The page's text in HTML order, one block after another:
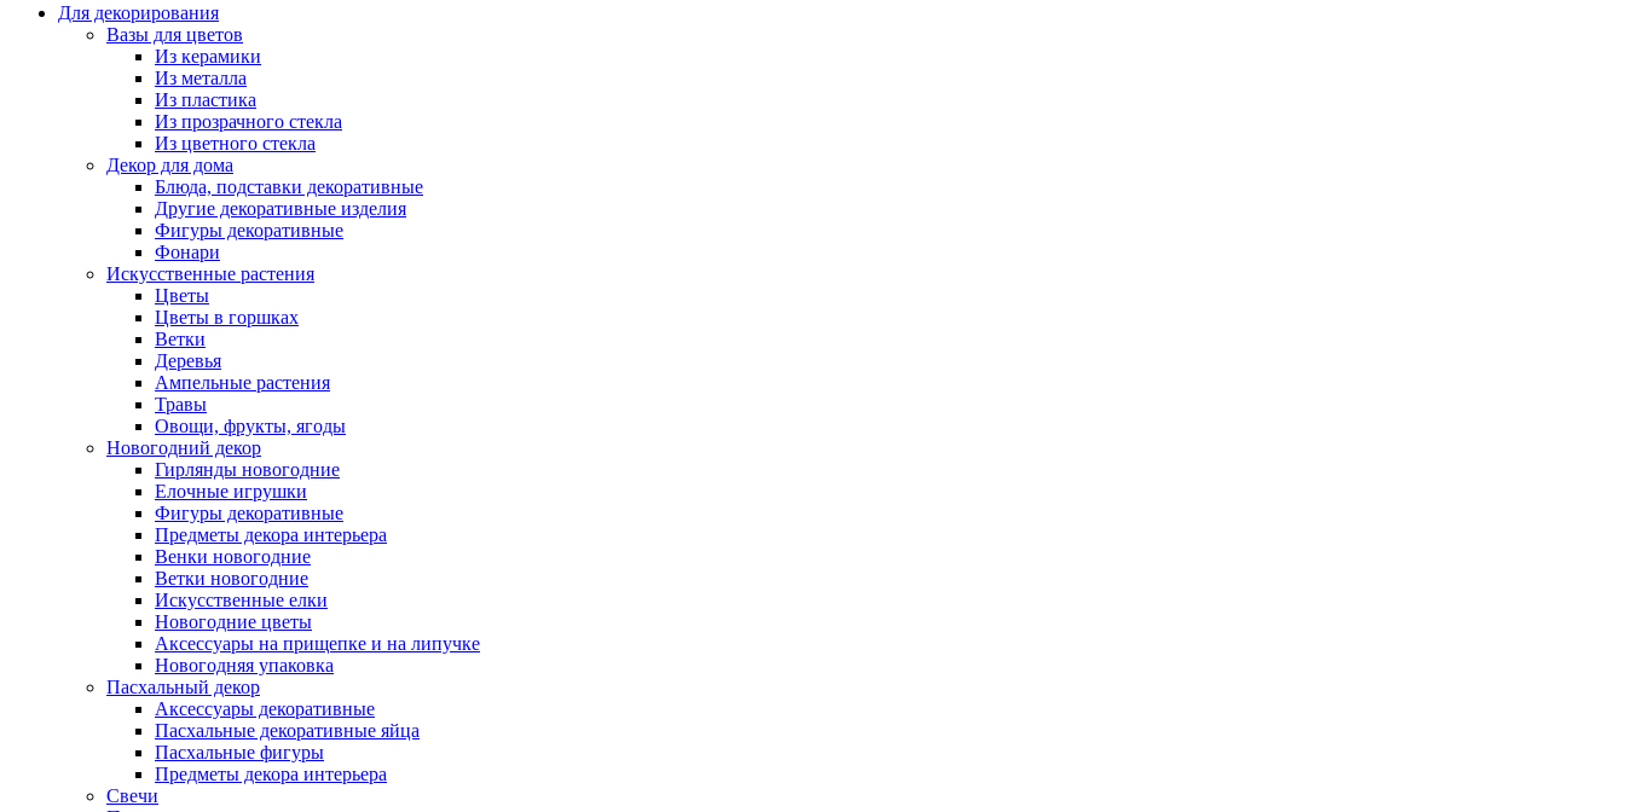
Для декорирования
Вазы для цветов
Из керамики
Из металла
Из пластика
Из прозрачного стекла
Из цветного стекла
Декор для дома
Блюда, подставки декоративные
Другие декоративные изделия
Фигуры декоративные
Фонари
Искусственные растения
Цветы
Цветы в горшках
Ветки
Деревья
Ампельные растения
Травы
Овощи, фрукты, ягоды
Новогодний декор
Гирлянды новогодние
Елочные игрушки
Фигуры декоративные
Предметы декора интерьера
Венки новогодние
Ветки новогодние
Искусственные елки
Новогодние цветы
Аксессуары на прищепке и на липучке
Новогодняя упаковка
Пасхальный декор
Аксессуары декоративные
Пасхальные декоративные яйца
Пасхальные фигуры
Предметы декора интерьера
Свечи